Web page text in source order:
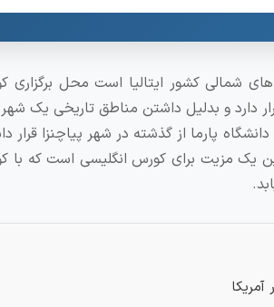
شمالی کشور ایتالیا است محل برگزاری
پارما از گذشته در شهر پیاچنزا
مزیت برای کورس انگلیسی است که با